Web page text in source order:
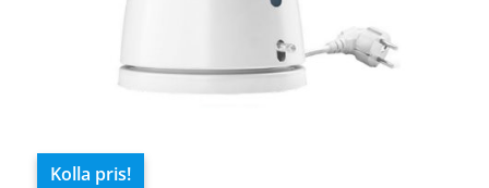
Kolla pris!